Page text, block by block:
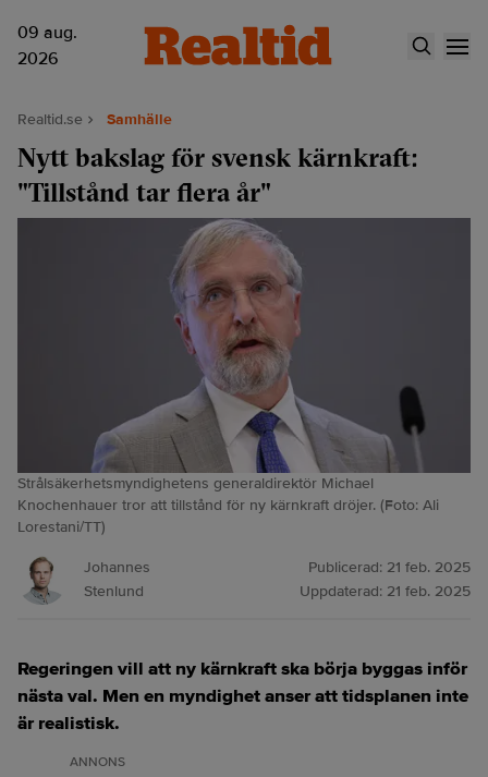
09 aug.
2026
Realtid.se Samhälle
Nytt bakslag för svensk kärnkraft:
"Tillstånd tar flera år"
Strålsäkerhetsmyndighetens generaldirektör Michael
Knochenhauer tror att tillstånd för ny kärnkraft dröjer. (Foto: Ali
Lorestani/TT)
Johannes
Stenlund
Publicerad: 21 feb. 2025
Uppdaterad: 21 feb. 2025
Regeringen vill att ny kärnkraft ska börja byggas inför
nästa val. Men en myndighet anser att tidsplanen inte
är realistisk.
ANNONS